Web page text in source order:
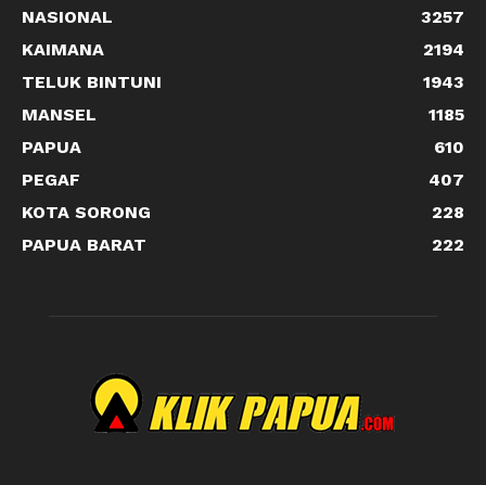
NASIONAL
3257
KAIMANA
2194
TELUK BINTUNI
1943
MANSEL
1185
PAPUA
610
PEGAF
407
KOTA SORONG
228
PAPUA BARAT
222